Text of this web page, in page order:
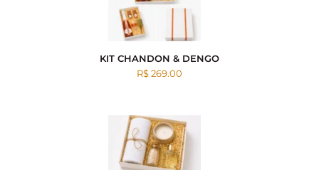
KIT CHANDON & DENGO
R$ 269.00